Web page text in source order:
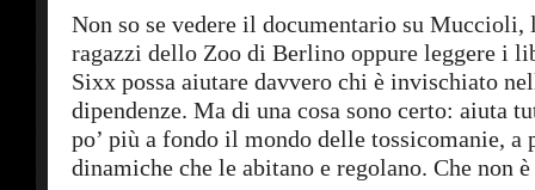
Non so se vedere il documentario su Muccioli,
ragazzi dello Zoo di Berlino oppure leggere i
Sixx possa aiutare davvero chi è invischiato
dipendenze. Ma di una cosa sono certo: aiuta
po’ più a fondo il mondo delle tossicomanie, a
dinamiche che le abitano e regolano. Che non è